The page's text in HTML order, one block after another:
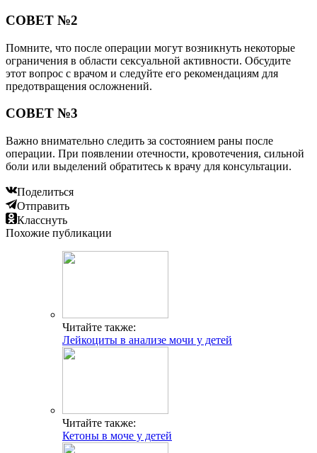
СОВЕТ №2
Помните, что после операции могут возникнуть некоторые
ограничения в области сексуальной активности. Обсудите
этот вопрос с врачом и следуйте его рекомендациям для
предотвращения осложнений.
СОВЕТ №3
Важно внимательно следить за состоянием раны после
операции. При появлении отечности, кровотечения, сильной
боли или выделений обратитесь к врачу для консультации.
Поделиться
Отправить
Класснуть
Похожие публикации
Читайте также:
Лейкоциты в анализе мочи у детей
Читайте также:
Кетоны в моче у детей